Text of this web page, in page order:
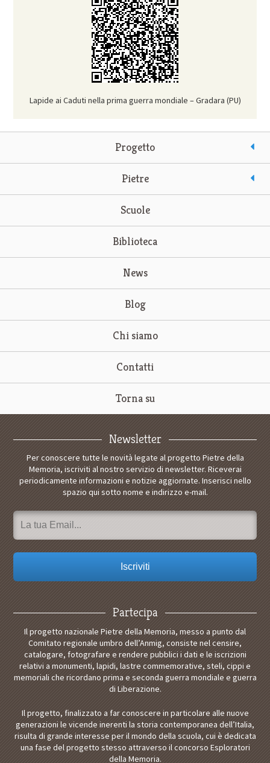
Lapide ai Caduti nella prima guerra mondiale – Gradara (PU)
Progetto
Pietre
Scuole
Biblioteca
News
Blog
Chi siamo
Contatti
Torna su
Newsletter
Per conoscere tutte le novità legate al progetto Pietre della
Memoria, iscriviti al nostro servizio di newsletter. Riceverai
periodicamente informazioni e notizie aggiornate. Inserisci nello
spazio qui sotto nome e indirizzo e-mail.
Partecipa
Il progetto nazionale Pietre della Memoria, messo a punto dal
Comitato regionale umbro dell’Anmig, consiste nel censire,
catalogare, fotografare e rendere pubblici i dati e le iscrizioni
relativi a monumenti, lapidi, lastre commemorative, steli, cippi e
memoriali che ricordano prima e seconda guerra mondiale e guerra
di Liberazione.
Il progetto, finalizzato a far conoscere in particolare alle nuove
generazioni le vicende inerenti la storia contemporanea dell’Italia,
risulta di grande interesse per il mondo della scuola, cui è dedicata
una fase del progetto stesso attraverso il concorso Esploratori
della Memoria.